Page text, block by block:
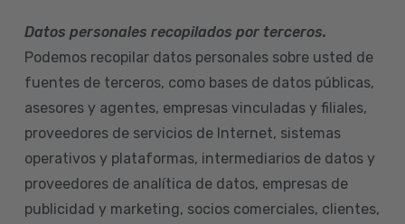
Datos personales recopilados por terceros.
Podemos recopilar datos personales sobre usted de
fuentes de terceros, como bases de datos públicas,
asesores y agentes, empresas vinculadas y filiales,
proveedores de servicios de Internet, sistemas
operativos y plataformas, intermediarios de datos y
proveedores de analítica de datos, empresas de
publicidad y marketing, socios comerciales, clientes,